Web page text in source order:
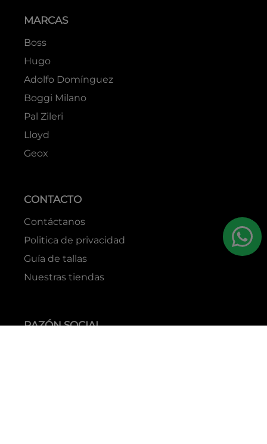
MARCAS
Boss
Hugo
Adolfo Domínguez
Boggi Milano
Pal Zileri
Lloyd
Geox
CONTACTO
Contáctanos
Politica de privacidad
Guía de tallas
Nuestras tiendas
RAZÓN SOCIAL